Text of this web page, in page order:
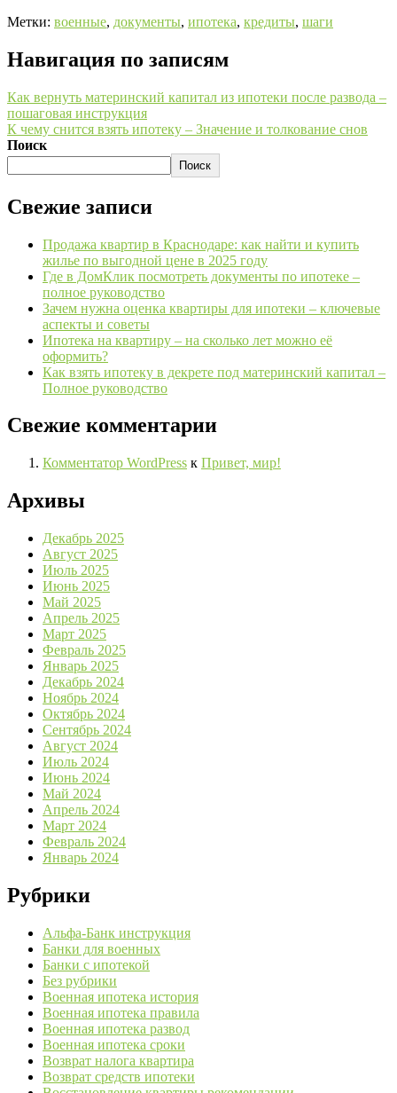
Метки: военные, документы, ипотека, кредиты, шаги
Навигация по записям
Как вернуть материнский капитал из ипотеки после развода –
пошаговая инструкция
К чему снится взять ипотеку – Значение и толкование снов
Поиск
Поиск
Свежие записи
Продажа квартир в Краснодаре: как найти и купить
жилье по выгодной цене в 2025 году
Где в ДомКлик посмотреть документы по ипотеке –
полное руководство
Зачем нужна оценка квартиры для ипотеки – ключевые
аспекты и советы
Ипотека на квартиру – на сколько лет можно её
оформить?
Как взять ипотеку в декрете под материнский капитал –
Полное руководство
Свежие комментарии
Комментатор WordPress к Привет, мир!
Архивы
Декабрь 2025
Август 2025
Июль 2025
Июнь 2025
Май 2025
Апрель 2025
Март 2025
Февраль 2025
Январь 2025
Декабрь 2024
Ноябрь 2024
Октябрь 2024
Сентябрь 2024
Август 2024
Июль 2024
Июнь 2024
Май 2024
Апрель 2024
Март 2024
Февраль 2024
Январь 2024
Рубрики
Альфа-Банк инструкция
Банки для военных
Банки с ипотекой
Без рубрики
Военная ипотека история
Военная ипотека правила
Военная ипотека развод
Военная ипотека сроки
Возврат налога квартира
Возврат средств ипотеки